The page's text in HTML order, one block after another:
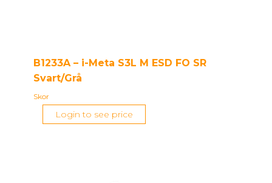
B1233A – i-Meta S3L M ESD FO SR
Svart/Grå
Skor
Login to see price